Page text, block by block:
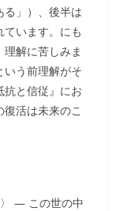
る」）、後半は
います。にも
解に苦しみま
いう前理解がそ
抗と信従』にお
活は未来のこ
― この世の中